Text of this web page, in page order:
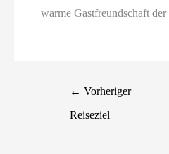
warme Gastfreundschaft
← Vorheriger
Reiseziel